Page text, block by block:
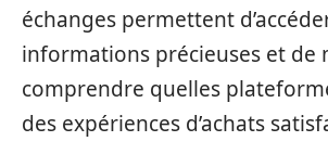
échanges permettent
informations précieuses et de
comprendre quelles
des expériences d’achats